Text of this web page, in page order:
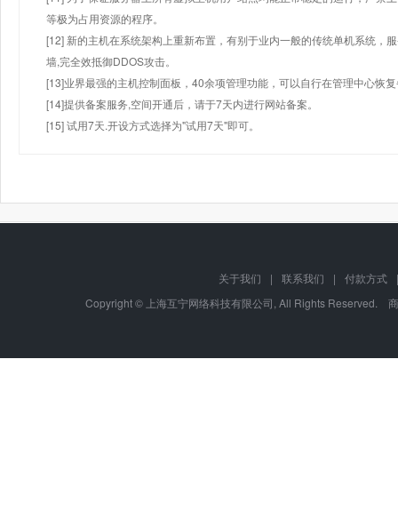
等极为占用资源的程序。
[12] 新的主机在系统架构上重新布置，有别于业内一般的传统单机系统，
墙,完全效抵御DDOS攻击。
[13]业界最强的主机控制面板，40余项管理功能，可以自行在管理中心恢
[14]提供备案服务,空间开通后，请于7天内进行网站备案。
[15] 试用7天.开设方式选择为"试用7天"即可。
关于我们 | 联系我们 | 付款方式
|
Copyright © 上海互宁网络科技有限公司, All Rights Reserved.